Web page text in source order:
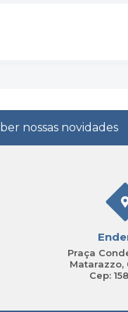
nossas novidades
Praça
Matarazzo,
Cep: